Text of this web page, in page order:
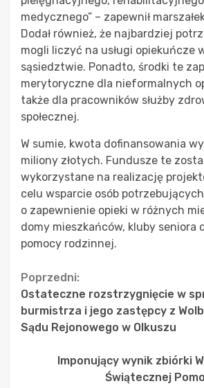
medycznego” – zapewnił
Dodał również, że najbardziej
mogli liczyć na usługi opiekuńcze
sąsiedztwie. Ponadto, środki te
merytoryczne dla nieformalnych
także dla pracowników służby
społecznej.
W sumie, kwota dofinansowania
miliony złotych. Fundusze te
wykorzystane na realizację
celu wsparcie osób
o zapewnienie opieki w różnych
domy mieszkańców, kluby seniora
pomocy rodzinnej.
Continue
Reading
Poprzedni:
Ostateczne rozstrzygnięcie w
burmistrza i jego zastępcy z
Sądu Rejonowego w Olkuszu
Imponujący wynik zbiórki
Świątecznej